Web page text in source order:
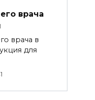
врача
врача в
для